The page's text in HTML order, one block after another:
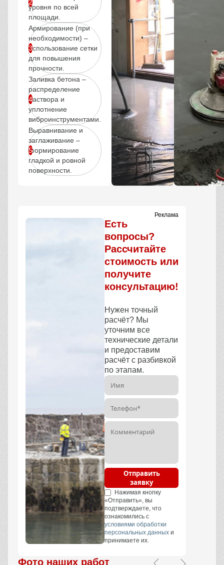
уровня по всей
площади.
Армирование (при
необходимости) –
использование сетки
для повышения
прочности.
Заливка бетона –
распределение
раствора и
уплотнение
виброинструментами.
Выравнивание и
заглаживание –
формирование
гладкой и ровной
поверхности.
Реклама
Есть
вопросы?
Рассчитайте
стоимость или
получите
консультацию!
Нужен точный
расчёт? Мы
уточним все
технические детали
и предоставим
расчёт с разбивкой
по этапам.
Отправить
заявку
Нажимая кнопку
«Отправить», вы
подтверждаете, что
ознакомились с
условиями обработки
персональных данных и
принимаете их.
Фото наших работ